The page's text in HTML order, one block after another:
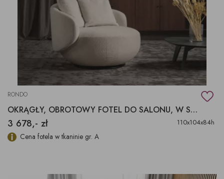
RONDO
OKRĄGŁY, OBROTOWY FOTEL DO SALONU, W STYLU GLAMOUR
3 678,- zł 110x104x84h
Cena fotela w tkaninie gr. A